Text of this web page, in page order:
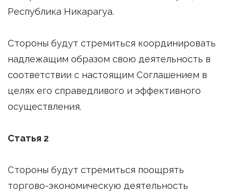
Республика Никарагуа.
Стороны будут стремиться координировать
надлежащим образом свою деятельность в
соответствии с настоящим Соглашением в
целях его справедливого и эффективного
осуществления.
Статья 2
Стороны будут стремиться поощрять
торгово-экономическую деятельность